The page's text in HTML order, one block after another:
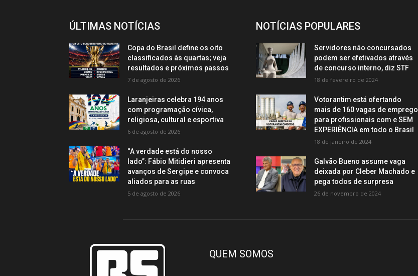
ÚLTIMAS NOTÍCIAS
Copa do Brasil define os oito
classificados às quartas; veja
resultados e próximos passos
7 de agosto de 2026
Laranjeiras celebra 194 anos
com programação cívica,
religiosa, cultural e esportiva
6 de agosto de 2026
“A verdade está do nosso
lado”: Fábio Mitidieri apresenta
avanços de Sergipe e convoca
aliados para as ruas
5 de agosto de 2026
NOTÍCIAS POPULARES
Servidores não concursados
podem ser efetivados através
de concurso interno, diz STF
18 de fevereiro de 2024
Votorantim está ofertando
mais de 160 vagas de emprego
para profissionais com e SEM
EXPERIÊNCIA em todo o Brasil
18 de janeiro de 2024
Galvão Bueno assume vaga
deixada por Cleber Machado e
pega todos de surpresa
26 de novembro de 2024
QUEM SOMOS